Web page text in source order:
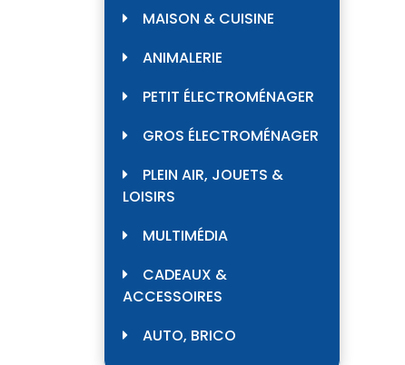
MAISON & CUISINE
ANIMALERIE
PETIT ÉLECTROMÉNAGER
GROS ÉLECTROMÉNAGER
PLEIN AIR, JOUETS &
LOISIRS
MULTIMÉDIA
CADEAUX &
ACCESSOIRES
AUTO, BRICO